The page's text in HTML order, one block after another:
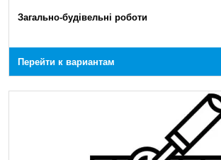
Загально-будівельні роботи
Перейти к вариантам